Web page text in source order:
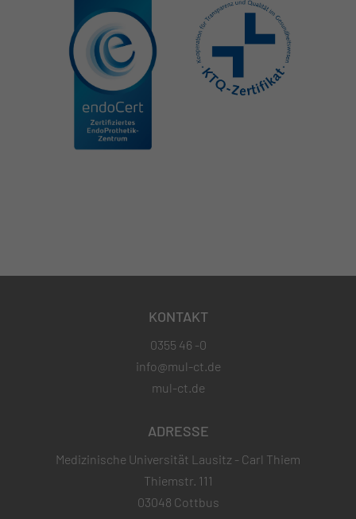
KONTAKT
0355 46 -0
info@mul-ct.de
mul-ct.de
ADRESSE
Medizinische Universität Lausitz - Carl Thiem
Thiemstr. 111
03048 Cottbus